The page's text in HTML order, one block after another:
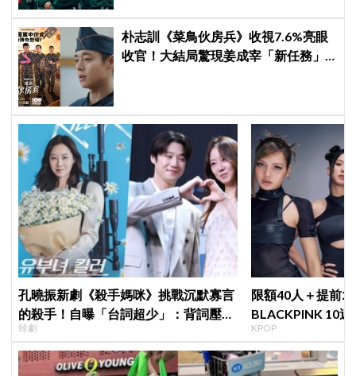
朴志訓《菜鳥伙房兵》收視7.6%亮眼
收官！大結局驚現姜成宰「新任務」
孔曉振新劇《殺手媽咪》挑戰沉默寡言
的殺手！自曝「台詞超少」：背詞壓力
小很多XD
韓劇
限額40人＋提前2
BLACKPINK 10
衍」，YG急證實
KPOP